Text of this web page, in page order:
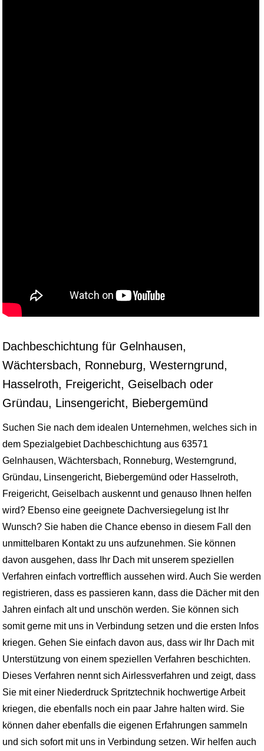
Dachbeschichtung für Gelnhausen,
Wächtersbach, Ronneburg, Westerngrund,
Hasselroth, Freigericht, Geiselbach oder
Gründau, Linsengericht, Biebergemünd
Suchen Sie nach dem idealen Unternehmen, welches sich in
dem Spezialgebiet Dachbeschichtung aus 63571
Gelnhausen, Wächtersbach, Ronneburg, Westerngrund,
Gründau, Linsengericht, Biebergemünd oder Hasselroth,
Freigericht, Geiselbach auskennt und genauso Ihnen helfen
wird? Ebenso eine geeignete Dachversiegelung ist Ihr
Wunsch? Sie haben die Chance ebenso in diesem Fall den
unmittelbaren Kontakt zu uns aufzunehmen. Sie können
davon ausgehen, dass Ihr Dach mit unserem speziellen
Verfahren einfach vortrefflich aussehen wird. Auch Sie werden
registrieren, dass es passieren kann, dass die Dächer mit den
Jahren einfach alt und unschön werden. Sie können sich
somit gerne mit uns in Verbindung setzen und die ersten Infos
kriegen. Gehen Sie einfach davon aus, dass wir Ihr Dach mit
Unterstützung von einem speziellen Verfahren beschichten.
Dieses Verfahren nennt sich Airlessverfahren und zeigt, dass
Sie mit einer Niederdruck Spritztechnik hochwertige Arbeit
kriegen, die ebenfalls noch ein paar Jahre halten wird. Sie
können daher ebenfalls die eigenen Erfahrungen sammeln
und sich sofort mit uns in Verbindung setzen. Wir helfen auch